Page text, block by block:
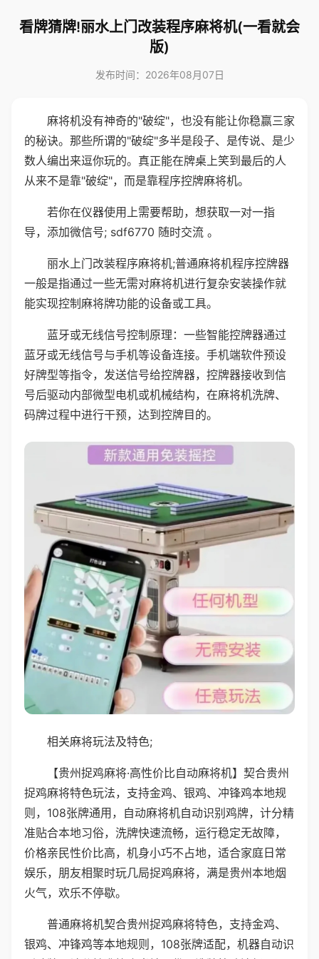
看牌猜牌!丽水上门改装程序麻将机(一看就会
版)
发布时间：2026年08月07日
麻将机没有神奇的"破绽"，也没有能让你稳赢三家
的秘诀。那些所谓的"破绽"多半是段子、是传说、是少
数人编出来逗你玩的。真正能在牌桌上笑到最后的人
从来不是靠"破绽"，而是靠程序控牌麻将机。
若你在仪器使用上需要帮助，想获取一对一指
导，添加微信号; sdf6770 随时交流 。
丽水上门改装程序麻将机;普通麻将机程序控牌器
一般是指通过一些无需对麻将机进行复杂安装操作就
能实现控制麻将牌功能的设备或工具。
蓝牙或无线信号控制原理：一些智能控牌器通过
蓝牙或无线信号与手机等设备连接。手机端软件预设
好牌型等指令，发送信号给控牌器，控牌器接收到信
号后驱动内部微型电机或机械结构，在麻将机洗牌、
码牌过程中进行干预，达到控牌目的。
相关麻将玩法及特色;
【贵州捉鸡麻将·高性价比自动麻将机】契合贵州
捉鸡麻将特色玩法，支持金鸡、银鸡、冲锋鸡本地规
则，108张牌通用，自动麻将机自动识别鸡牌，计分精
准贴合本地习俗，洗牌快速流畅，运行稳定无故障，
价格亲民性价比高，机身小巧不占地，适合家庭日常
娱乐，朋友相聚时玩几局捉鸡麻将，满是贵州本地烟
火气，欢乐不停歇。
普通麻将机契合贵州捉鸡麻将特色，支持金鸡、
银鸡、冲锋鸡等本地规则，108张牌适配，机器自动识